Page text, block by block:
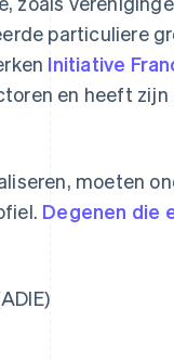
particuliere
Initiative
en heeft zijn
moeten
Degenen die